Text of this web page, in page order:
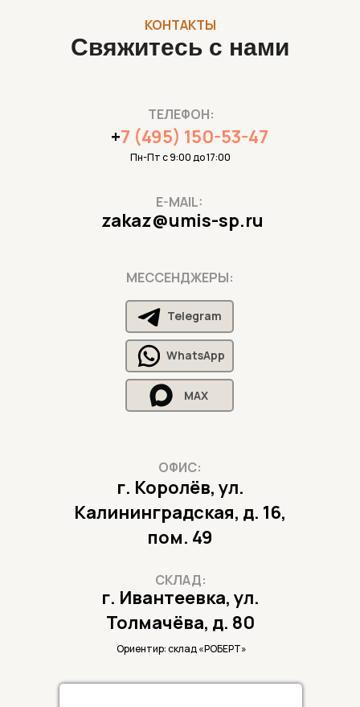
Свяжитесь с нами
КОНТАКТЫ
+7 (495) 150-53-47
Пн-Пт с 9:00 до 17:00
Ориентир: склад «РОБЕРТ»
ТЕЛЕФОН:
zakaz@umis-sp.ru
г. Королёв, ул.
Калининградская, д. 16,
пом. 49
E-MAIL:
МЕССЕНДЖЕРЫ:
ОФИС:
г. Ивантеевка, ул.
Толмачёва, д. 80
СКЛАД:
Telegram
MAX
WhatsApp